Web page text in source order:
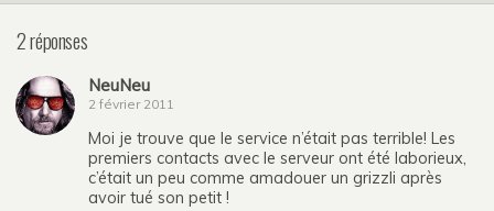
2 réponses
NeuNeu
2 février 2011
Moi je trouve que le service n’était pas terrible! Les
premiers contacts avec le serveur ont été laborieux,
c’était un peu comme amadouer un grizzli après
avoir tué son petit !